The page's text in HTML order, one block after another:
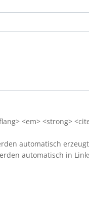
<em> <strong>
automatisch
automatisch in